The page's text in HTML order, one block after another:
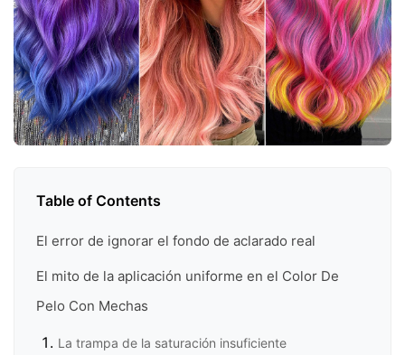
Table of Contents
El error de ignorar el fondo de aclarado real
El mito de la aplicación uniforme en el Color De
Pelo Con Mechas
La trampa de la saturación insuficiente